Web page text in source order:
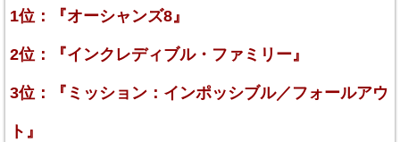
1位：『オーシャンズ8』
2位：『インクレディブル・ファミリー』
3位：『ミッション：インポッシブル／フォールアウ
ト』